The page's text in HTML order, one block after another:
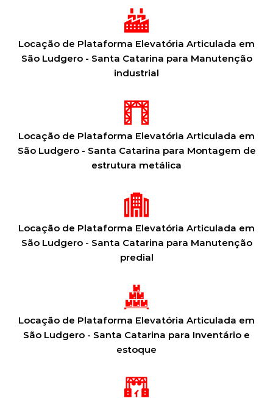
Locação de Plataforma Elevatória Articulada em
São Ludgero - Santa Catarina para Manutenção
industrial
Locação de Plataforma Elevatória Articulada em
São Ludgero - Santa Catarina para Montagem de
estrutura metálica
Locação de Plataforma Elevatória Articulada em
São Ludgero - Santa Catarina para Manutenção
predial
Locação de Plataforma Elevatória Articulada em
São Ludgero - Santa Catarina para Inventário e
estoque